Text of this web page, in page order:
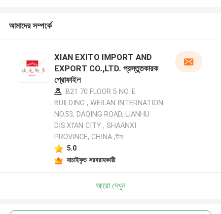
আমাদের সম্পর্কে
XIAN EXITO IMPORT AND
EXPORT CO.,LTD. প্রস্তুতকারক
প্রোফাইল
B21 70 FLOOR 5 NO. E
BUILDING , WEILAN INTERNATION
NO.53, DAQING ROAD, LIANHU
DIS.XI'AN CITY , SHAANXI
PROVINCE, CHINA ,চীন
5.0
যাচাইকৃত সরবরাহকারী
আরো দেখুন